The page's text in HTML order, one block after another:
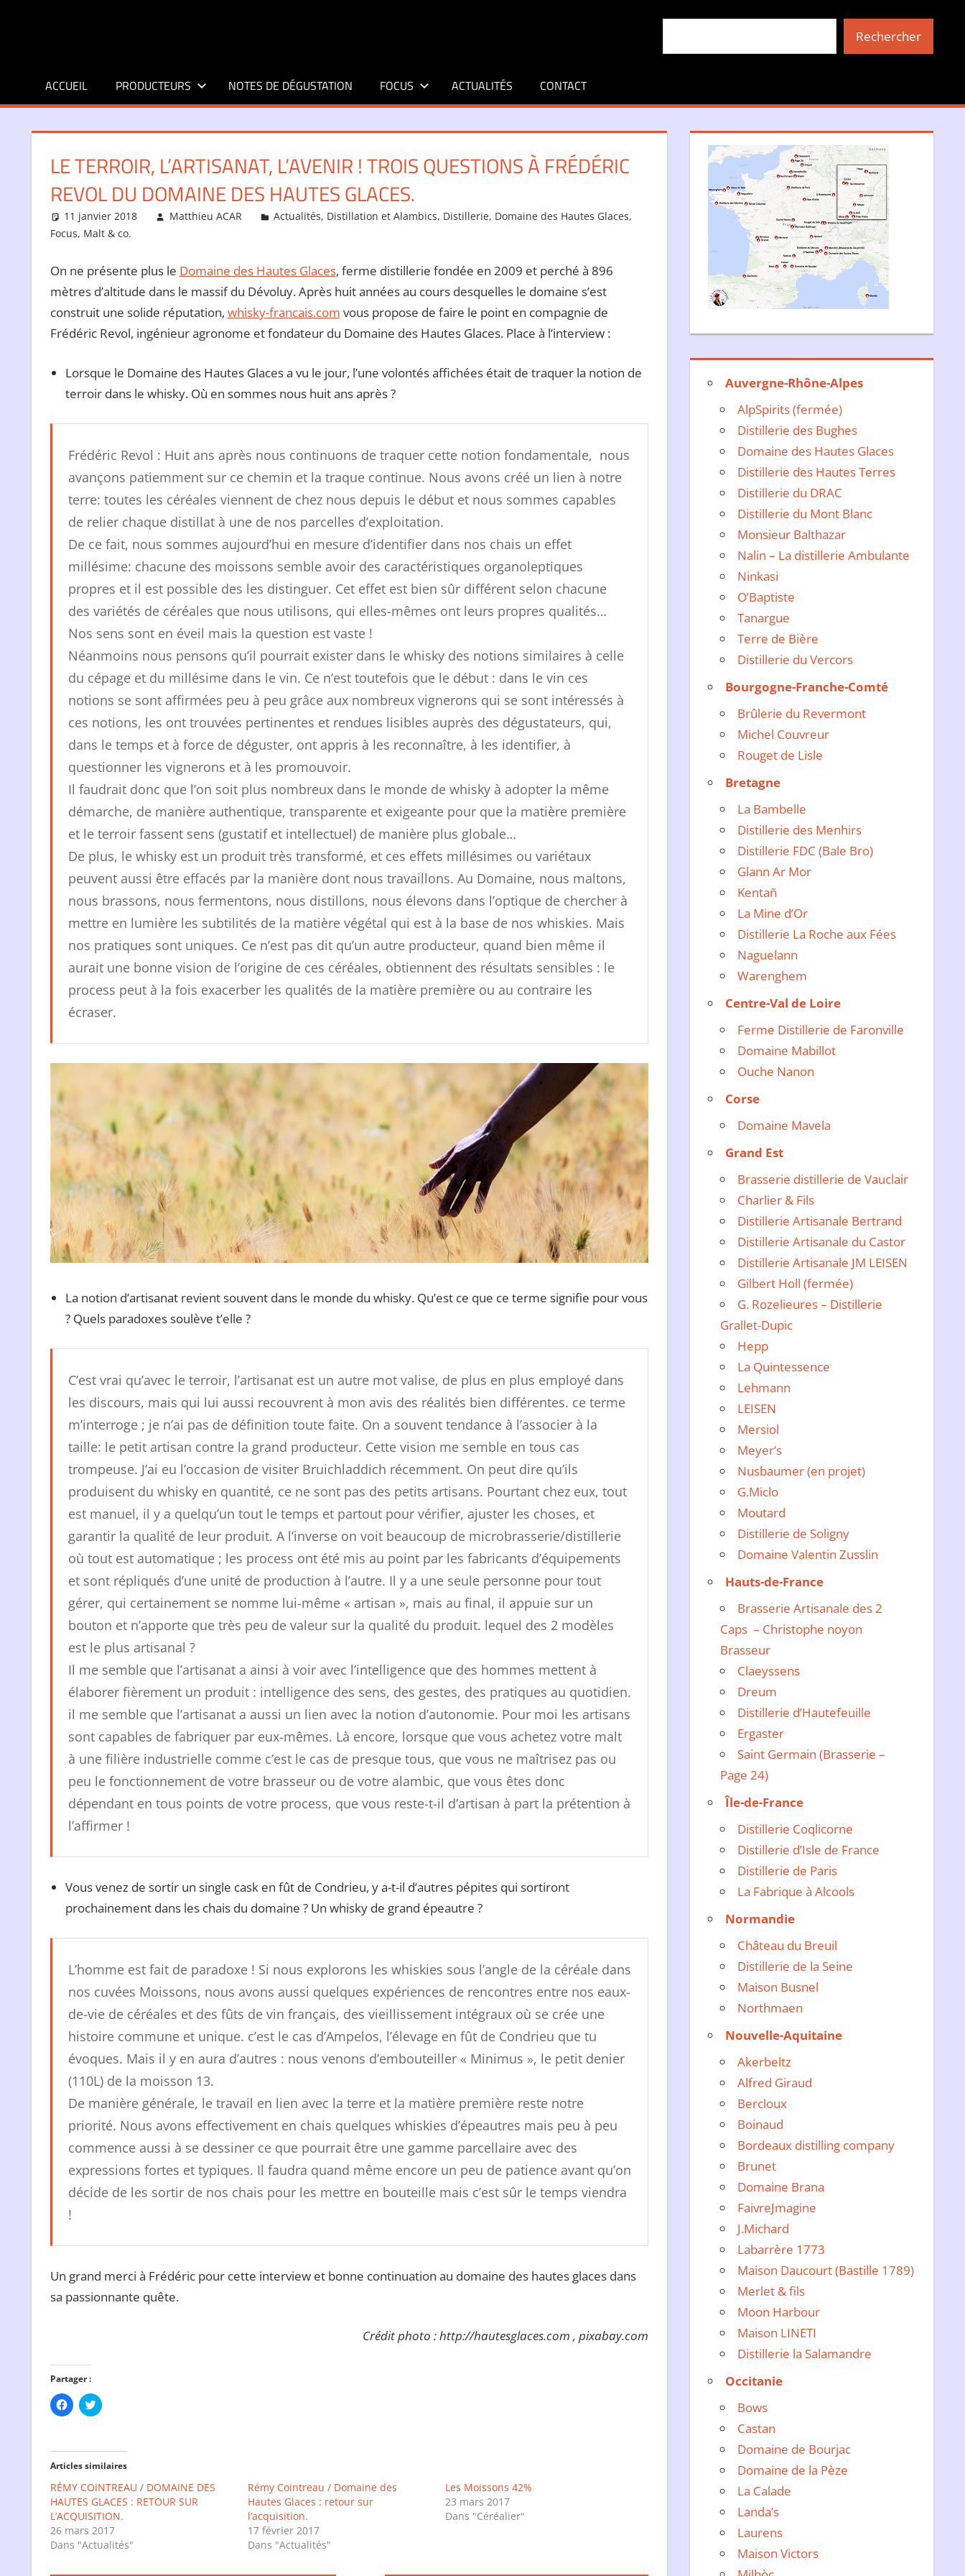
Rechercher
ACCUEIL PRODUCTEURS NOTES DE DÉGUSTATION FOCUS ACTUALITÉS CONTACT
LE TERROIR, L’ARTISANAT, L’AVENIR ! TROIS QUESTIONS À FRÉDÉRIC
REVOL DU DOMAINE DES HAUTES GLACES.
11 janvier 2018 Matthieu ACAR Actualités, Distillation et Alambics, Distillerie, Domaine des Hautes Glaces,
Focus, Malt & co.
On ne présente plus le Domaine des Hautes Glaces, ferme distillerie fondée en 2009 et perché à 896
mètres d’altitude dans le massif du Dévoluy. Après huit années au cours desquelles le domaine s’est
construit une solide réputation, whisky-francais.com vous propose de faire le point en compagnie de
Frédéric Revol, ingénieur agronome et fondateur du Domaine des Hautes Glaces. Place à l’interview :
Lorsque le Domaine des Hautes Glaces a vu le jour, l’une volontés affichées était de traquer la notion de
terroir dans le whisky. Où en sommes nous huit ans après ?
Frédéric Revol : Huit ans après nous continuons de traquer cette notion fondamentale, nous
avançons patiemment sur ce chemin et la traque continue. Nous avons créé un lien à notre
terre: toutes les céréales viennent de chez nous depuis le début et nous sommes capables
de relier chaque distillat à une de nos parcelles d’exploitation.
De ce fait, nous sommes aujourd’hui en mesure d’identifier dans nos chais un effet
millésime: chacune des moissons semble avoir des caractéristiques organoleptiques
propres et il est possible des les distinguer. Cet effet est bien sûr différent selon chacune
des variétés de céréales que nous utilisons, qui elles-mêmes ont leurs propres qualités…
Nos sens sont en éveil mais la question est vaste !
Néanmoins nous pensons qu’il pourrait exister dans le whisky des notions similaires à celle
du cépage et du millésime dans le vin. Ce n’est toutefois que le début : dans le vin ces
notions se sont affirmées peu à peu grâce aux nombreux vignerons qui se sont intéressés à
ces notions, les ont trouvées pertinentes et rendues lisibles auprès des dégustateurs, qui,
dans le temps et à force de déguster, ont appris à les reconnaître, à les identifier, à
questionner les vignerons et à les promouvoir.
Il faudrait donc que l’on soit plus nombreux dans le monde de whisky à adopter la même
démarche, de manière authentique, transparente et exigeante pour que la matière première
et le terroir fassent sens (gustatif et intellectuel) de manière plus globale…
De plus, le whisky est un produit très transformé, et ces effets millésimes ou variétaux
peuvent aussi être effacés par la manière dont nous travaillons. Au Domaine, nous maltons,
nous brassons, nous fermentons, nous distillons, nous élevons dans l’optique de chercher à
mettre en lumière les subtilités de la matière végétal qui est à la base de nos whiskies. Mais
nos pratiques sont uniques. Ce n’est pas dit qu’un autre producteur, quand bien même il
aurait une bonne vision de l’origine de ces céréales, obtiennent des résultats sensibles : le
process peut à la fois exacerber les qualités de la matière première ou au contraire les
écraser.
La notion d’artisanat revient souvent dans le monde du whisky. Qu’est ce que ce terme signifie pour vous
? Quels paradoxes soulève t’elle ?
C’est vrai qu’avec le terroir, l’artisanat est un autre mot valise, de plus en plus employé dans
les discours, mais qui lui aussi recouvrent à mon avis des réalités bien différentes. ce terme
m’interroge ; je n’ai pas de définition toute faite. On a souvent tendance à l’associer à la
taille: le petit artisan contre la grand producteur. Cette vision me semble en tous cas
trompeuse. J’ai eu l’occasion de visiter Bruichladdich récemment. On peut dire qu’ils
produisent du whisky en quantité, ce ne sont pas des petits artisans. Pourtant chez eux, tout
est manuel, il y a quelqu’un tout le temps et partout pour vérifier, ajuster les choses, et
garantir la qualité de leur produit. A l’inverse on voit beaucoup de microbrasserie/distillerie
où tout est automatique ; les process ont été mis au point par les fabricants d’équipements
et sont répliqués d’une unité de production à l’autre. Il y a une seule personne pour tout
gérer, qui certainement se nomme lui-même « artisan », mais au final, il appuie sur un
bouton et n’apporte que très peu de valeur sur la qualité du produit. lequel des 2 modèles
est le plus artisanal ?
Il me semble que l’artisanat a ainsi à voir avec l’intelligence que des hommes mettent à
élaborer fièrement un produit : intelligence des sens, des gestes, des pratiques au quotidien.
il me semble que l’artisanat a aussi un lien avec la notion d’autonomie. Pour moi les artisans
sont capables de fabriquer par eux-mêmes. Là encore, lorsque que vous achetez votre malt
à une filière industrielle comme c’est le cas de presque tous, que vous ne maîtrisez pas ou
peu le fonctionnement de votre brasseur ou de votre alambic, que vous êtes donc
dépendant en tous points de votre process, que vous reste-t-il d’artisan à part la prétention à
l’affirmer !
Vous venez de sortir un single cask en fût de Condrieu, y a-t-il d’autres pépites qui sortiront
prochainement dans les chais du domaine ? Un whisky de grand épeautre ?
L’homme est fait de paradoxe ! Si nous explorons les whiskies sous l’angle de la céréale dans
nos cuvées Moissons, nous avons aussi quelques expériences de rencontres entre nos eaux-
de-vie de céréales et des fûts de vin français, des vieillissement intégraux où se crée une
histoire commune et unique. c’est le cas d’Ampelos, l’élevage en fût de Condrieu que tu
évoques. Mais il y en aura d’autres : nous venons d’embouteiller « Minimus », le petit denier
(110L) de la moisson 13.
De manière générale, le travail en lien avec la terre et la matière première reste notre
priorité. Nous avons effectivement en chais quelques whiskies d’épeautres mais peu à peu
commence aussi à se dessiner ce que pourrait être une gamme parcellaire avec des
expressions fortes et typiques. Il faudra quand même encore un peu de patience avant qu’on
décide de les sortir de nos chais pour les mettre en bouteille mais c’est sûr le temps viendra
!
Un grand merci à Frédéric pour cette interview et bonne continuation au domaine des hautes glaces dans
sa passionnante quête.
Crédit photo : http://hautesglaces.com , pixabay.com
Partager :
Cliquez
pour
dans
nouvelle
Cliquez
pour
dans
nouvelle
Articles similaires
RÉMY COINTREAU / DOMAINE DES
HAUTES GLACES : RETOUR SUR
L’ACQUISITION.
26 mars 2017
Dans "Actualités"
Rémy Cointreau / Domaine des
Hautes Glaces : retour sur
l’acquisition.
17 février 2017
Dans "Actualités"
Les Moissons 42%
23 mars 2017
Dans "Céréalier"
Auvergne-Rhône-Alpes
AlpSpirits (fermée)
Distillerie des Bughes
Domaine des Hautes Glaces
Distillerie des Hautes Terres
Distillerie du DRAC
Distillerie du Mont Blanc
Monsieur Balthazar
Nalin – La distillerie Ambulante
Ninkasi
O’Baptiste
Tanargue
Terre de Bière
Distillerie du Vercors
Bourgogne-Franche-Comté
Brûlerie du Revermont
Michel Couvreur
Rouget de Lisle
Bretagne
La Bambelle
Distillerie des Menhirs
Distillerie FDC (Bale Bro)
Glann Ar Mor
Kentañ
La Mine d’Or
Distillerie La Roche aux Fées
Naguelann
Warenghem
Centre-Val de Loire
Ferme Distillerie de Faronville
Domaine Mabillot
Ouche Nanon
Corse
Domaine Mavela
Grand Est
Brasserie distillerie de Vauclair
Charlier & Fils
Distillerie Artisanale Bertrand
Distillerie Artisanale du Castor
Distillerie Artisanale JM LEISEN
Gilbert Holl (fermée)
G. Rozelieures – Distillerie
Grallet-Dupic
Hepp
La Quintessence
Lehmann
LEISEN
Mersiol
Meyer’s
Nusbaumer (en projet)
G.Miclo
Moutard
Distillerie de Soligny
Domaine Valentin Zusslin
Hauts-de-France
Brasserie Artisanale des 2
Caps – Christophe noyon
Brasseur
Claeyssens
Dreum
Distillerie d’Hautefeuille
Ergaster
Saint Germain (Brasserie –
Page 24)
Île-de-France
Distillerie Coqlicorne
Distillerie d’Isle de France
Distillerie de Paris
La Fabrique à Alcools
Normandie
Château du Breuil
Distillerie de la Seine
Maison Busnel
Northmaen
Nouvelle-Aquitaine
Akerbeltz
Alfred Giraud
Bercloux
Boinaud
Bordeaux distilling company
Brunet
Domaine Brana
FaivreJmagine
J.Michard
Labarrère 1773
Maison Daucourt (Bastille 1789)
Merlet & fils
Moon Harbour
Maison LINETI
Distillerie la Salamandre
Occitanie
Bows
Castan
Domaine de Bourjac
Domaine de la Pèze
La Calade
Landa’s
Laurens
Maison Victors